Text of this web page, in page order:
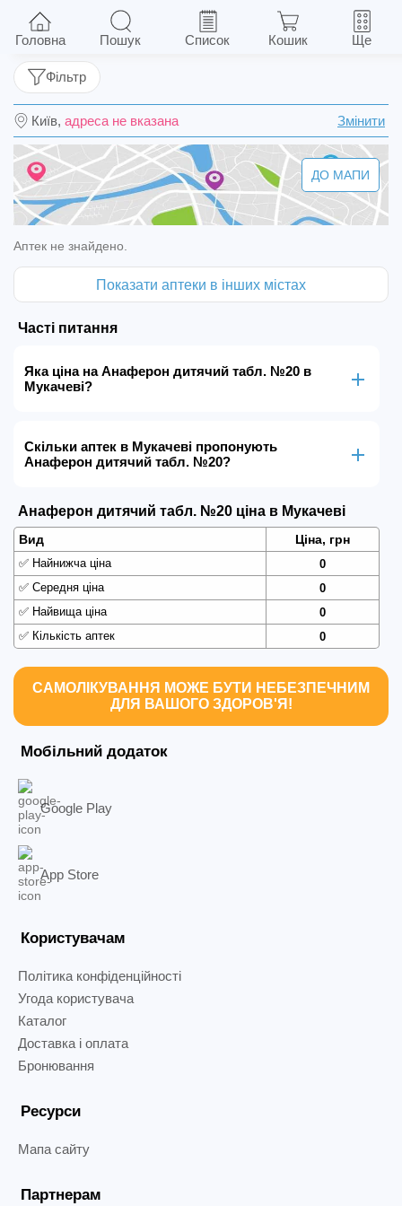
Анаферон дитячий табл. №20
Київ, адреса не вказана Змінити
Фільтр
ДО МАПИ
Аптек не знайдено.
Показати аптеки в інших містах
Часті питання
Яка ціна на Анаферон дитячий табл. №20 в
Мукачеві?
Скільки аптек в Мукачеві пропонують
Анаферон дитячий табл. №20?
Анаферон дитячий табл. №20 ціна в Мукачеві
Вид Ціна, грн
✅ Найнижча ціна
0
✅ Середня ціна
0
✅ Найвища ціна
0
✅ Кількість аптек 0
САМОЛІКУВАННЯ МОЖЕ БУТИ НЕБЕЗПЕЧНИМ
ДЛЯ ВАШОГО ЗДОРОВ'Я!
Мобільний додаток
Google Play
App Store
Користувачам
Політика конфіденційності
Угода користувача
Каталог
Доставка і оплата
Бронювання
Ресурси
Мапа сайту
Партнерам
Головна Пошук Список Кошик Ще